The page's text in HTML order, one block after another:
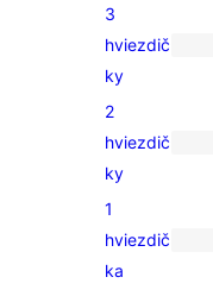
hodnotením
s
4-
hviezdičkovým
hodnotením
0
recenzií
s
3-
hviezdičkovým
hodnotením
3
hviezdič
ky
0
recenzií
s
2-
hviezdičkovým
2
hviezdič
ky
0
recenzií
1
hviezdič
ka